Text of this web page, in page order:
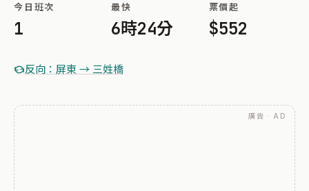
今日班次
1
最快
6時24分
票價起
$552
反向：屏東 → 三姓橋
廣告 · AD